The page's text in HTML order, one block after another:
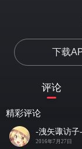
下载
评论
精彩评论
-洩矢诹访子-
2016年7月27日